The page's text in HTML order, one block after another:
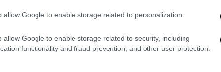
allow Google to enable storage related to personalization.
allow Google to enable storage related to security, including
functionality and fraud prevention, and other user protection.
μέσα στο σκάφος.
continues to repress and conduct
mZAQzKLtVT